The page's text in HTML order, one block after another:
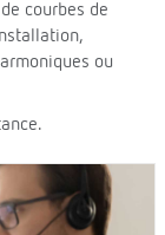
courbes de
ou